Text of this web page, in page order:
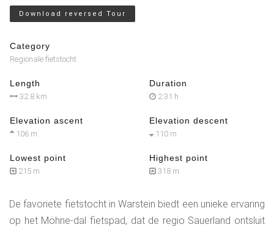
Download reversed Tour
Category
Regionale fietstocht
Length
32.8 km
Duration
2:31 h
Elevation ascent
106 m
Elevation descent
110 m
Lowest point
215 m
Highest point
318 m
De favoriete fietstocht in Warstein biedt een unieke ervaring
op het Möhne-dal fietspad, dat de regio Sauerland ontsluit